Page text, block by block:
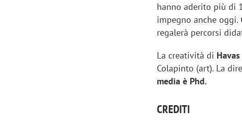
hanno aderito più di
impegno anche oggi.
regalerà percorsi
La creatività di
Colapinto (art). La
media è Phd.
CREDITI